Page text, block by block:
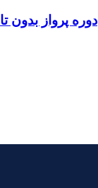
دوره پرواز بدون